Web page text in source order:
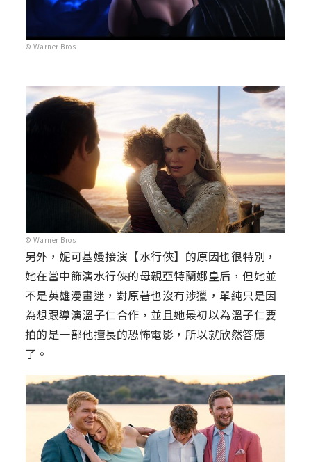
© Warner Bros
© Warner Bros
另外，妮可基嫚接演【水行俠】的原因也很特別，
她在當中飾演水行俠的母親亞特蘭娜皇后，但她並
不是英雄漫畫迷，對原著也沒有涉獵，單純只是因
為想跟導演溫子仁合作，並且她最初以為溫子仁要
拍的是一部他擅長的恐怖電影，所以就欣然答應
了。